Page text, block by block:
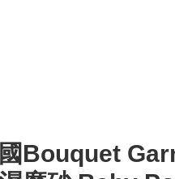
Bouquet